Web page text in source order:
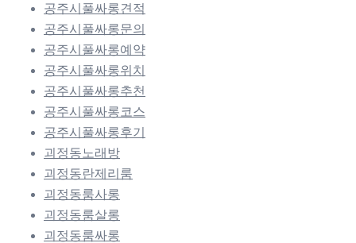
공주시풀싸롱견적
공주시풀싸롱문의
공주시풀싸롱예약
공주시풀싸롱위치
공주시풀싸롱추천
공주시풀싸롱코스
공주시풀싸롱후기
괴정동노래방
괴정동란제리룸
괴정동룸사롱
괴정동룸살롱
괴정동룸싸롱